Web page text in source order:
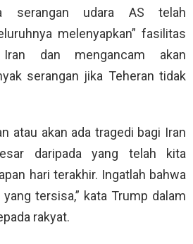
serangan udara AS telah
melenyapkan” fasilitas
dan mengancam akan
serangan jika Teheran tidak
atau akan ada tragedi bagi Iran
daripada yang telah kita
hari terakhir. Ingatlah bahwa
tersisa,” kata Trump dalam
rakyat.